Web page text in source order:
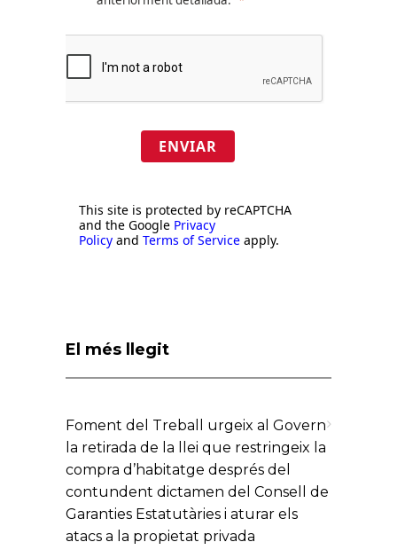
ENVIAR
This site is protected by reCAPTCHA
and the Google Privacy
Policy and Terms of Service apply.
El més llegit
Foment del Treball urgeix al Govern
la retirada de la llei que restringeix la
compra d’habitatge després del
contundent dictamen del Consell de
Garanties Estatutàries i aturar els
atacs a la propietat privada